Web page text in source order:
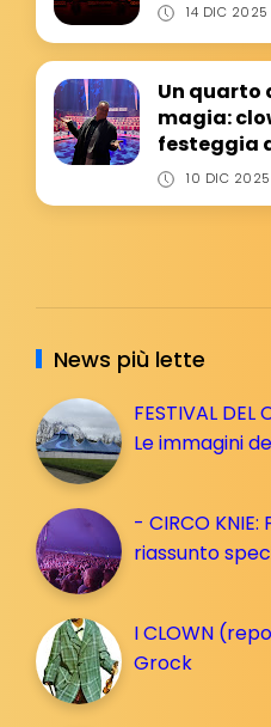
14 DIC 2025
Un quarto
magia:
festeggia
10 DIC 2025
News più lette
FESTIVAL DEL
Le immagini
- CIRCO
riassunto
I CLOWN
Grock